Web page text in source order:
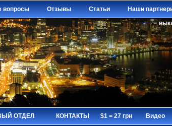
вопросы Отзывы Статьи Наши
ОТДЕЛ КОНТАКТЫ $1 = 27 грн Видео